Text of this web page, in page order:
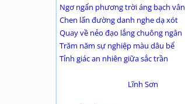
Ngơ ngẩn phương trời áng bạch vân
Chen lấn đường danh nghe dạ xót
Quay về nẻo đạo lắng chuông ngân
Trăm năm sự nghiệp màu dâu bể
Tỉnh giác an nhiên giữa sắc trần
Lĩnh Sơn